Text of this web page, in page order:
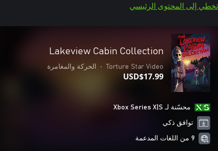
تخطي إلى المحتوى الرئيسي
Lakeview Cabin Collection
Torture Star Video
• الحركة والمغامرة
USD$17.99
محسّنة لـ Xbox Series X|S
توافق ذكي
9 من اللغات المدعمة